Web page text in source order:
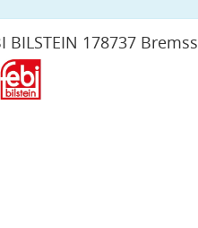
BILSTEIN 178737